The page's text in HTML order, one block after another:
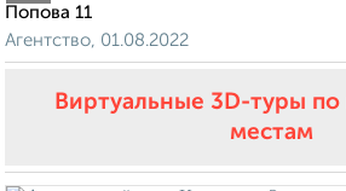
Попова 11
Агентство, 01.08.2022
Виртуальные 3D-туры
местам